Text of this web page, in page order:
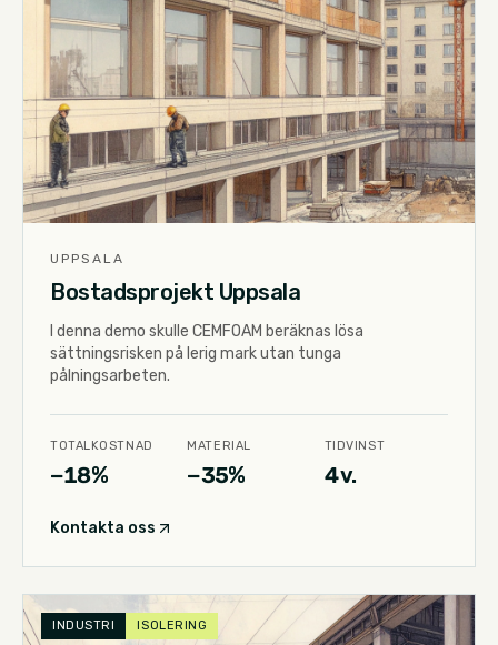
UPPSALA
Bostadsprojekt Uppsala
I denna demo skulle CEMFOAM beräknas lösa
sättningsrisken på lerig mark utan tunga
pålningsarbeten.
TOTALKOSTNAD
−18%
MATERIAL
−35%
TIDVINST
4 v.
Kontakta oss
INDUSTRI ISOLERING